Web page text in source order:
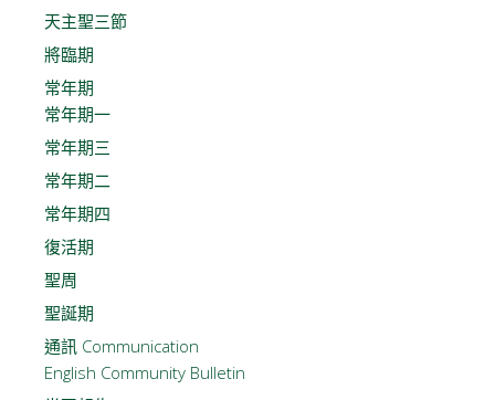
天主聖三節
將臨期
常年期
常年期一
常年期三
常年期二
常年期四
復活期
聖周
聖誕期
通訊 Communication
English Community Bulletin